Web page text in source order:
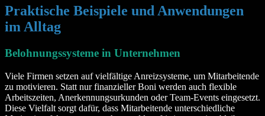
Praktische Beispiele und Anwendungen
im Alltag
Belohnungssysteme in Unternehmen
Viele Firmen setzen auf vielfältige Anreizsysteme, um Mitarbeitende
zu motivieren. Statt nur finanzieller Boni werden auch flexible
Arbeitszeiten, Anerkennungsurkunden oder Team-Events eingesetzt.
Diese Vielfalt sorgt dafür, dass Mitarbeitende unterschiedliche